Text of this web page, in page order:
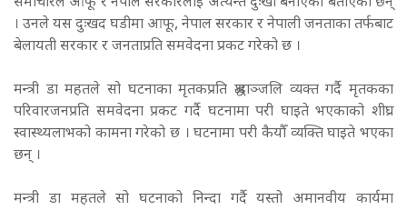
। उनले यस दुःखद घडीमा आफू, नेपाल सरकार र नेपाली जनताका तर्फबाट
बेलायती सरकार र जनताप्रति समवेदना प्रकट गरेको छ ।
मन्त्री डा महतले सो घटनाका मृतकप्रति श्रद्धाञ्जलि व्यक्त गर्दै मृतकका
परिवारजनप्रति समवेदना प्रकट गर्दै घटनामा परी घाइते भएकाको शीघ्र
स्वास्थ्यलाभको कामना गरेको छ । घटनामा परी कैयौँ व्यक्ति घाइते भएका
छन् ।
मन्त्री डा महतले सो घटनाको निन्दा गर्दै यस्तो अमानवीय कार्यमा